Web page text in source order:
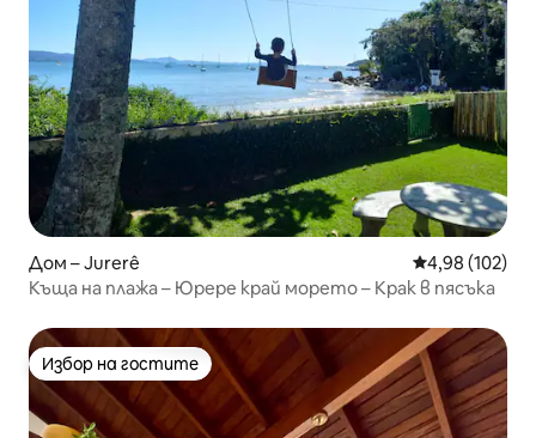
Дом – Jurerê Средна
4,98 (102)
Къща на плажа – Юрере край морето – Крак в пясъка
Избор на гостите
Избор на гостите